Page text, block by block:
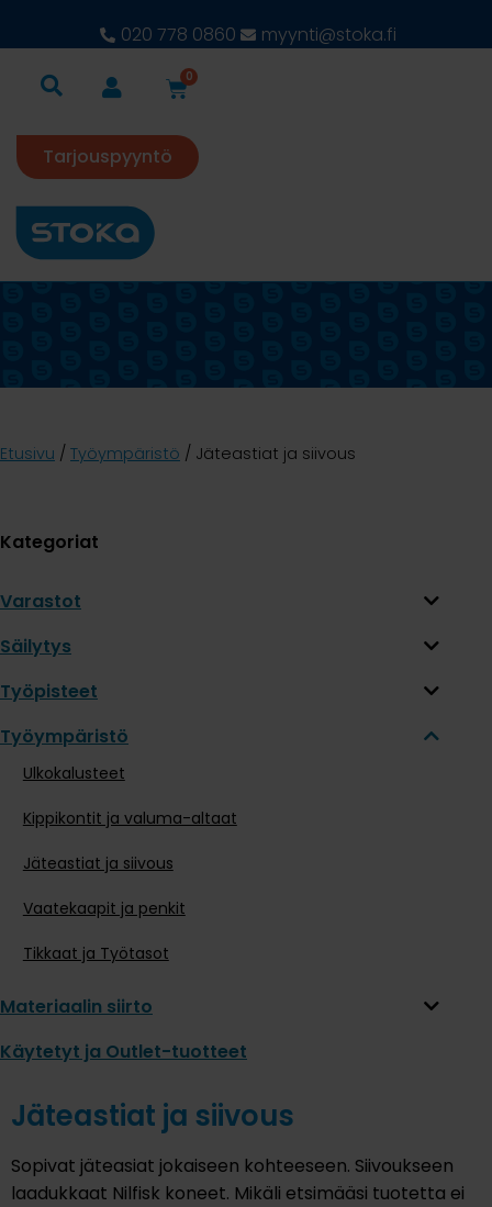
020 778 0860 myynti@stoka.fi
0
Tarjouspyyntö
Etusivu / Työympäristö / Jäteastiat ja siivous
Kategoriat
Varastot
Säilytys
Työpisteet
Työympäristö
Ulkokalusteet
Kippikontit ja valuma-altaat
Jäteastiat ja siivous
Vaatekaapit ja penkit
Tikkaat ja Työtasot
Materiaalin siirto
Käytetyt ja Outlet-tuotteet
Jäteastiat ja siivous
Sopivat jäteasiat jokaiseen kohteeseen. Siivoukseen
laadukkaat Nilfisk koneet. Mikäli etsimääsi tuotetta ei